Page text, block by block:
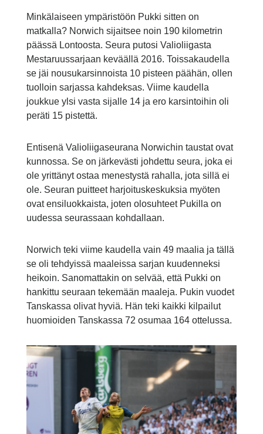
Minkälaiseen ympäristöön Pukki sitten on
matkalla? Norwich sijaitsee noin 190 kilometrin
päässä Lontoosta. Seura putosi Valioliigasta
Mestaruussarjaan keväällä 2016. Toissakaudella
se jäi nousukarsinnoista 10 pisteen päähän, ollen
tuolloin sarjassa kahdeksas. Viime kaudella
joukkue ylsi vasta sijalle 14 ja ero karsintoihin oli
peräti 15 pistettä.
Entisenä Valioliigaseurana Norwichin taustat ovat
kunnossa. Se on järkevästi johdettu seura, joka ei
ole yrittänyt ostaa menestystä rahalla, jota sillä ei
ole. Seuran puitteet harjoituskeskuksia myöten
ovat ensiluokkaista, joten olosuhteet Pukilla on
uudessa seurassaan kohdallaan.
Norwich teki viime kaudella vain 49 maalia ja tällä
se oli tehdyissä maaleissa sarjan kuudenneksi
heikoin. Sanomattakin on selvää, että Pukki on
hankittu seuraan tekemään maaleja. Pukin vuodet
Tanskassa olivat hyviä. Hän teki kaikki kilpailut
huomioiden Tanskassa 72 osumaa 164 ottelussa.